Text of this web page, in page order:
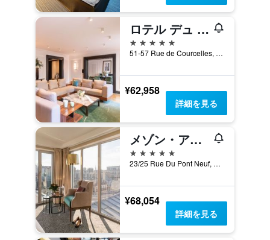
ロテル デュ コレクショヌール パリ
5つ星
51-57 Rue de Courcelles, パリ, フランス
¥62,958
詳細を見る
メゾン・アルバール - ル・ポンヌフ
5つ星
23/25 Rue Du Pont Neuf, パリ, フランス
¥68,054
詳細を見る